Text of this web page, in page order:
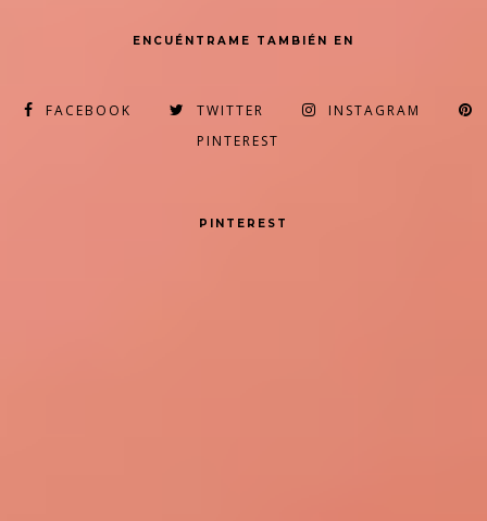
ENCUÉNTRAME TAMBIÉN EN
FACEBOOK TWITTER
INSTAGRAM
PINTEREST
PINTEREST